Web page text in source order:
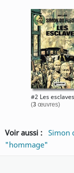
#2 Les esclaves
(3œuvres)
Voir aussi : Simon
"hommage"